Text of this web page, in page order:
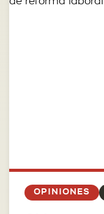
OPINIONES